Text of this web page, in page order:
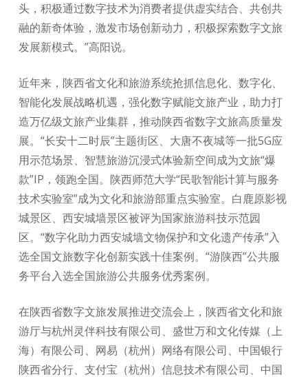
头，积极通过数字技术为消费者提供虚实结合、共创共
融的新奇体验，激发市场创新动力，积极探索数字文旅
发展新模式。”高阳说。
近年来，陕西省文化和旅游系统抢抓信息化、数字化、
智能化发展战略机遇，强化数字赋能文旅产业，助力打
造万亿级文旅产业集群，推动陕西省数字文旅高质量发
展。“长安十二时辰”主题街区、大唐不夜城等一批5G应
用示范场景、智慧旅游沉浸式体验新空间成为文旅“爆
款”IP，领跑全国。陕西师范大学“民歌智能计算与服务
技术实验室”成为文化和旅游部重点实验室。白鹿原影视
城景区、西安城墙景区被评为国家旅游科技示范园
区。“数字化助力西安城墙文物保护和文化遗产传承”入
选全国文旅数字化创新实践十佳案例。“游陕西”公共服
务平台入选全国旅游公共服务优秀案例。
在陕西省数字文旅发展推进交流会上，陕西省文化和旅
游厅与杭州灵伴科技有限公司、盛世万和文化传媒（上
海）有限公司、网易（杭州）网络有限公司、中国银行
陕西省分行、支付宝（杭州）信息技术有限公司、中国